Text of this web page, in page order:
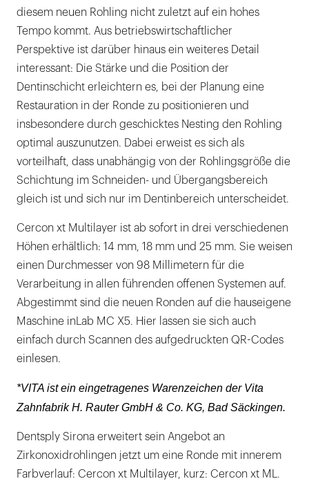
diesem neuen Rohling nicht zuletzt auf ein hohes
Tempo kommt. Aus betriebswirtschaftlicher
Perspektive ist darüber hinaus ein weiteres Detail
interessant: Die Stärke und die Position der
Dentinschicht erleichtern es, bei der Planung eine
Restauration in der Ronde zu positionieren und
insbesondere durch geschicktes Nesting den Rohling
optimal auszunutzen. Dabei erweist es sich als
vorteilhaft, dass unabhängig von der Rohlingsgröße die
Schichtung im Schneiden- und Übergangsbereich
gleich ist und sich nur im Dentinbereich unterscheidet.
Cercon xt Multilayer ist ab sofort in drei verschiedenen
Höhen erhältlich: 14 mm, 18 mm und 25 mm. Sie weisen
einen Durchmesser von 98 Millimetern für die
Verarbeitung in allen führenden offenen Systemen auf.
Abgestimmt sind die neuen Ronden auf die hauseigene
Maschine inLab MC X5. Hier lassen sie sich auch
einfach durch Scannen des aufgedruckten QR-Codes
einlesen.
*VITA ist ein eingetragenes Warenzeichen der Vita
Zahnfabrik H. Rauter GmbH & Co. KG, Bad Säckingen.
Dentsply Sirona erweitert sein Angebot an
Zirkonoxidrohlingen jetzt um eine Ronde mit innerem
Farbverlauf: Cercon xt Multilayer, kurz: Cercon xt ML.